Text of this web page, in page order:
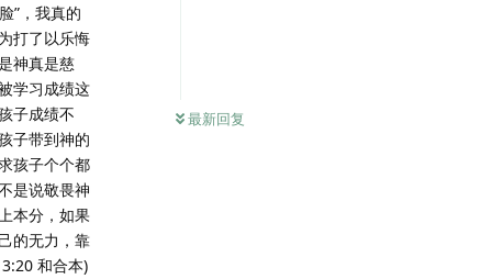
最新回复
”，我真的
打了以乐悔
神真是慈
学习成绩这
子成绩不
子带到神的
孩子个个都
是说敬畏神
本分，如果
的无力，靠
和合本)